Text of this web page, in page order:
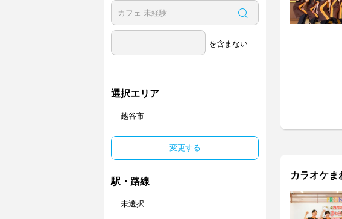
を含まない
選択エリア
越谷市
変更する
駅・路線
未選択
カラオケ